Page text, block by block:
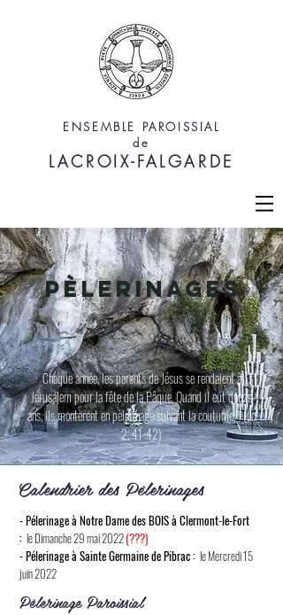
ENSEMBLE PAROISSIAL
de
LACROIX-FALGARDE
Pèlerinages
Chaque année, les parents de Jésus se rendaient à
Jérusalem pour la fête de la Pâque. Quand il eut douze
ans, ils montèrent en pèlerinage suivant la coutume. " (Lc
2, 41-42)
Calendrier des Pèlerinages
- Pélerinage à Notre Dame des BOIS à Clermont-le-Fort
: le Dimanche 29 mai 2022(???)
- Pélerinage à Sainte Germaine de Pibrac : le Mercredi 15
juin 2022
PèlerinageParoissial